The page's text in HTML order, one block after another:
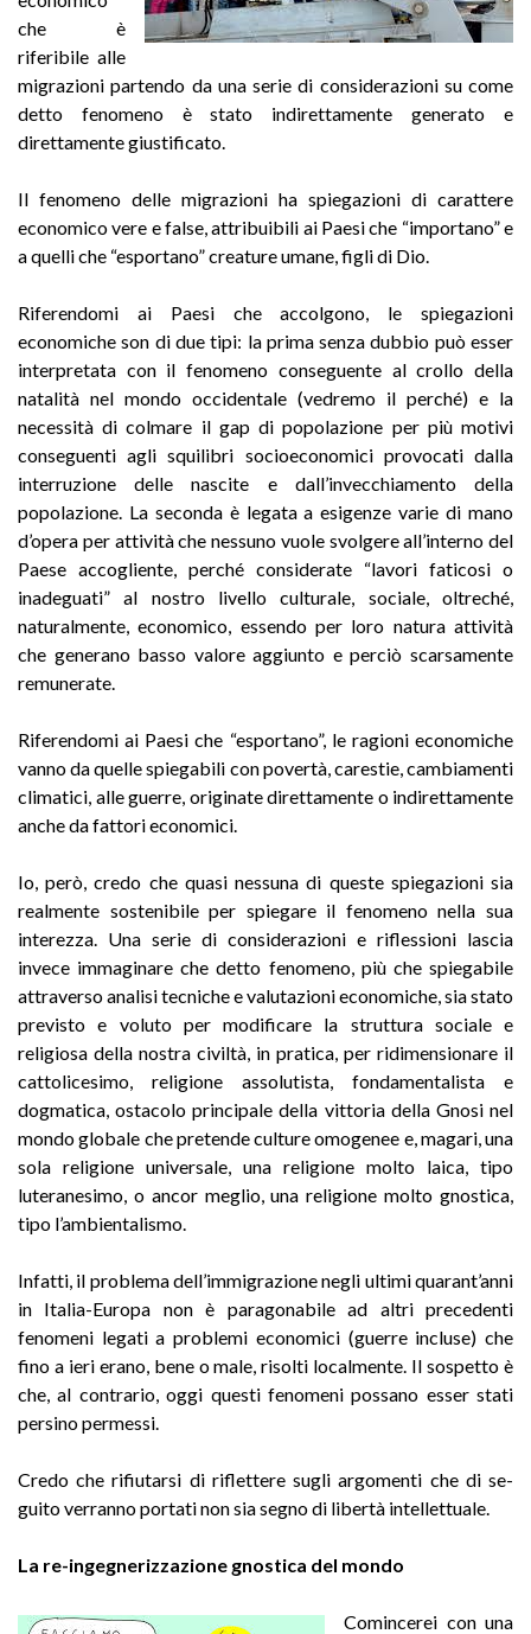
che è
riferibile alle
migrazioni partendo da una serie di considerazioni su come
detto fenomeno è stato indirettamente generato e
direttamente giustificato.
Il fenomeno delle migrazioni ha spiegazioni di carattere
economico vere e false, attribuibili ai Paesi che “importano” e
a quelli che “esportano” creature umane, figli di Dio.
Riferendomi ai Paesi che accolgono, le spiegazioni
economiche son di due tipi: la prima senza dubbio può esser
interpretata con il fenomeno conseguente al crollo della
natalità nel mondo occidentale (vedremo il perché) e la
necessità di colmare il gap di popolazione per più motivi
conseguenti agli squilibri socioeconomici provocati dalla
interruzione delle nascite e dall’invecchiamento della
popolazione. La seconda è legata a esigenze varie di mano
d’opera per attività che nessuno vuole svolgere all’interno del
Paese accogliente, perché considerate “lavori faticosi o
inadeguati” al nostro livello culturale, sociale, oltreché,
naturalmente, economico, essendo per loro natura attività
che generano basso valore aggiunto e perciò scarsamente
remunerate.
Riferendomi ai Paesi che “esportano”, le ragioni economiche
vanno da quelle spiegabili con povertà, carestie, cambiamenti
climatici, alle guerre, originate direttamente o indirettamente
anche da fattori economici.
Io, però, credo che quasi nessuna di queste spiegazioni sia
realmente sostenibile per spiegare il fenomeno nella sua
interezza. Una serie di considerazioni e riflessioni lascia
invece immaginare che detto fenomeno, più che spiegabile
attraverso analisi tecniche e valutazioni economiche, sia stato
previsto e voluto per modificare la struttura sociale e
religiosa della nostra civiltà, in pratica, per ridimensionare il
cattolicesimo, religione assolutista, fondamentalista e
dogmatica, ostacolo principale della vittoria della Gnosi nel
mondo globale che pretende culture omogenee e, magari, una
sola religione universale, una religione molto laica, tipo
luteranesimo, o ancor meglio, una religione molto gnostica,
tipo l’ambientalismo.
Infatti, il problema dell’immigrazione negli ultimi quarant’anni
in Italia-Europa non è paragonabile ad altri precedenti
fenomeni legati a problemi economici (guerre incluse) che
fino a ieri erano, bene o male, risolti localmente. Il sospetto è
che, al contrario, oggi questi fenomeni possano esser stati
persino permessi.
Credo che rifiutarsi di riflettere sugli argomenti che di se­
guito verranno portati non sia segno di libertà intellettuale.
La re-ingegnerizzazione gnostica del mondo
Comincerei con una